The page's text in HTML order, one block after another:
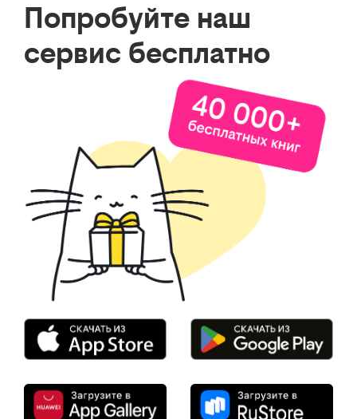
Попробуйте наш
сервис бесплатно